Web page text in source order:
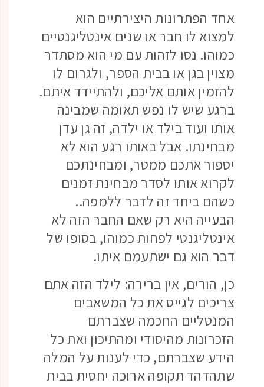
אחד הפתרונות היצירתיים הוא
למצוא לו חבר או שנים אינטליגנטיים
כמוהו. נסו לזהות עם מי הוא מסתדר
מצוין בגן או בבית הספר, ולגרום לו
להזמין אותם אליכם, ולהתיידד איתם.
ברגע שיש לו נפש תאומה שמבינה
אותו ועוד בילד או ילדה, זה גן עדן
מבחינתו. אבל באותו רגע הוא לא
יספור אתכם ממטר, ומבחינתכם
לקרוא אותו לסדר מבחינת זמנים
כשהם ביחד זה לדבר ללמפה..
הבעייה היא רק שאם החבר הזה לא
אינטליגנטי לפחות כמוהו, בסופו של
דבר הוא גם ישתעמם איתו.
כן, הורים, אין ברירה: לילד הזה אתם
צריכים לגייס את כל המשאבים
המנטליים החכמה שצברתם
הזכרונות מהיסודי ומהתיכון ואת כל
הידע שצברתם, כדי לענות על המלה
שתהדהד תקופה ארוכה יחסית בבית